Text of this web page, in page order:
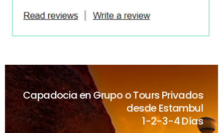
Capadocia en Grupo o Tours Privados
desde Estambul
1-2-3-4 Días